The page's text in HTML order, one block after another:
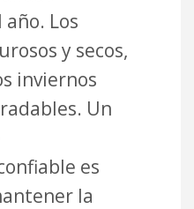
Los
y secos,
inviernos
Un
es
la